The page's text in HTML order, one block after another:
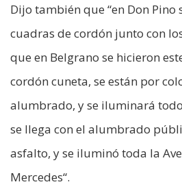
Dijo también que “en Don Pino
cuadras de cordón junto con
que en Belgrano se hicieron
cordón cuneta, se están por
alumbrado, y se iluminará
se llega con el alumbrado
asfalto, y se iluminó toda la
Mercedes“.